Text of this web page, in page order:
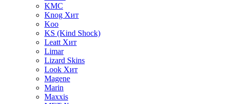
KMC
Knog Хит
Koo
KS (Kind Shock)
Leatt Хит
Limar
Lizard Skins
Look Хит
Magene
Marin
Maxxis